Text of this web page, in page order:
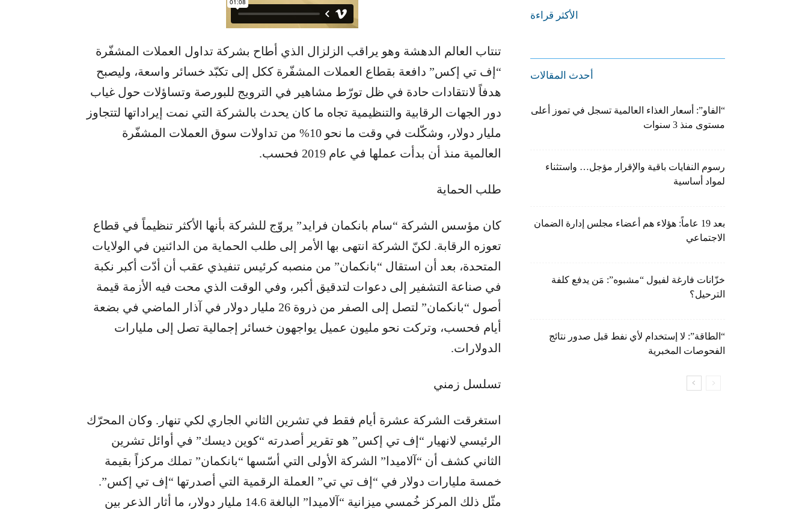
تنتاب العالم الدهشة وهو يراقب الزلزال الذي أطاح بشركة تداول العملات المشفّرة
“إف تي إكس” دافعة بقطاع العملات المشفّرة ككل إلى تكبّد خسائر واسعة، وليصبح
هدفاً لانتقادات حادة في ظل تورّط مشاهير في الترويج للبورصة وتساؤلات حول غياب
دور الجهات الرقابية والتنظيمية تجاه ما كان يحدث بالشركة التي نمت إيراداتها لتتجاوز
مليار دولار، وشكّلت في وقت ما نحو 10% من تداولات سوق العملات المشفّرة
العالمية منذ أن بدأت عملها في عام 2019 فحسب.
طلب الحماية
كان مؤسس الشركة “سام بانكمان فرايد” يروّج للشركة بأنها الأكثر تنظيماً في قطاع
تعوزه الرقابة. لكنّ الشركة انتهى بها الأمر إلى طلب الحماية من الدائنين في الولايات
المتحدة، بعد أن استقال “بانكمان” من منصبه كرئيس تنفيذي عقب أن أدّت أكبر نكبة
في صناعة التشفير إلى دعوات لتدقيق أكبر، وفي الوقت الذي محت فيه الأزمة قيمة
أصول “بانكمان” لتصل إلى الصفر من ذروة 26 مليار دولار في آذار الماضي في بضعة
أيام فحسب، وتركت نحو مليون عميل يواجهون خسائر إجمالية تصل إلى مليارات
الدولارات.
تسلسل زمني
استغرقت الشركة عشرة أيام فقط في تشرين الثاني الجاري لكي تنهار. وكان المحرّك
الرئيسي لانهيار “إف تي إكس” هو تقرير أصدرته “كوين ديسك” في أوائل تشرين
الثاني كشف أن “آلاميدا” الشركة الأولى التي أسّسها “بانكمان” تملك مركزاً بقيمة
خمسة مليارات دولار في “إف تي تي” العملة الرقمية التي أصدرتها “إف تي إكس”.
مثّل ذلك المركز خُمسي ميزانية “آلاميدا” البالغة 14.6 مليار دولار، ما أثار الذعر بين
الأكثر قراءة
أحدث المقالات
“الفاو”: أسعار الغذاء العالمية تسجل في تموز أعلى
مستوى منذ 3 سنوات
رسوم النفايات باقية والإقرار مؤجل… واستثناء
لمواد أساسية
بعد 19 عاماً: هؤلاء هم أعضاء مجلس إدارة الضمان
الاجتماعي
خزّانات فارغة لفيول “مشبوه”: مَن يدفع كلفة
الترحيل؟
“الطاقة”: لا إستخدام لأي نفط قبل صدور نتائج
الفحوصات المخبرية